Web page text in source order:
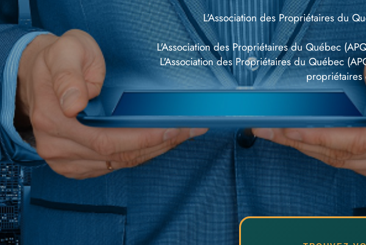
L'Association des Propriétaires du
L'Association des Propriétaires du Québec
L'Association des Propriétaires du Québec
propriétaires